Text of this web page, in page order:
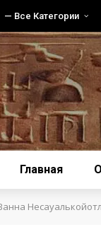
— Все Категории
Главная